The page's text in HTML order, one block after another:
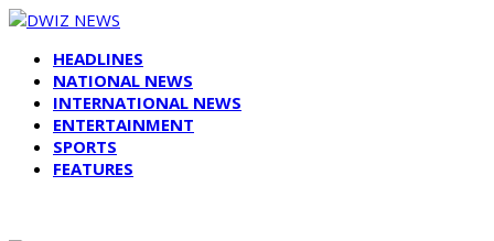
HEADLINES
NATIONAL NEWS
INTERNATIONAL NEWS
ENTERTAINMENT
SPORTS
FEATURES